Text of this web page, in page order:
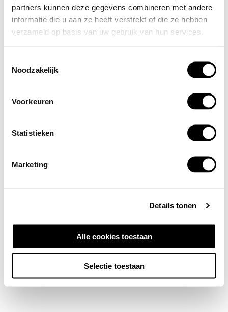
partners kunnen deze gegevens combineren met andere
informatie die u aan ze heeft verstrekt of die ze hebben
verzameld op basis van uw gebruik van hun services.
Noodzakelijk
Voorkeuren
Statistieken
Marketing
Details tonen
Alle cookies toestaan
Selectie toestaan